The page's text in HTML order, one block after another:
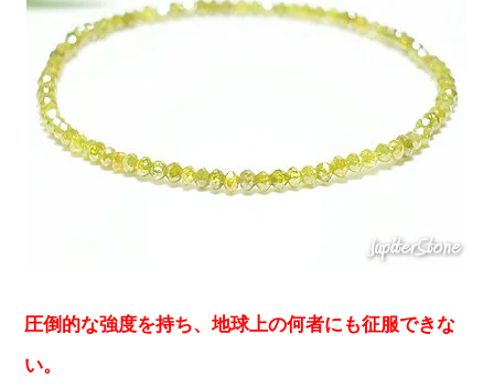
圧倒的な強度を持ち、地球上の何者にも征服できな
い。